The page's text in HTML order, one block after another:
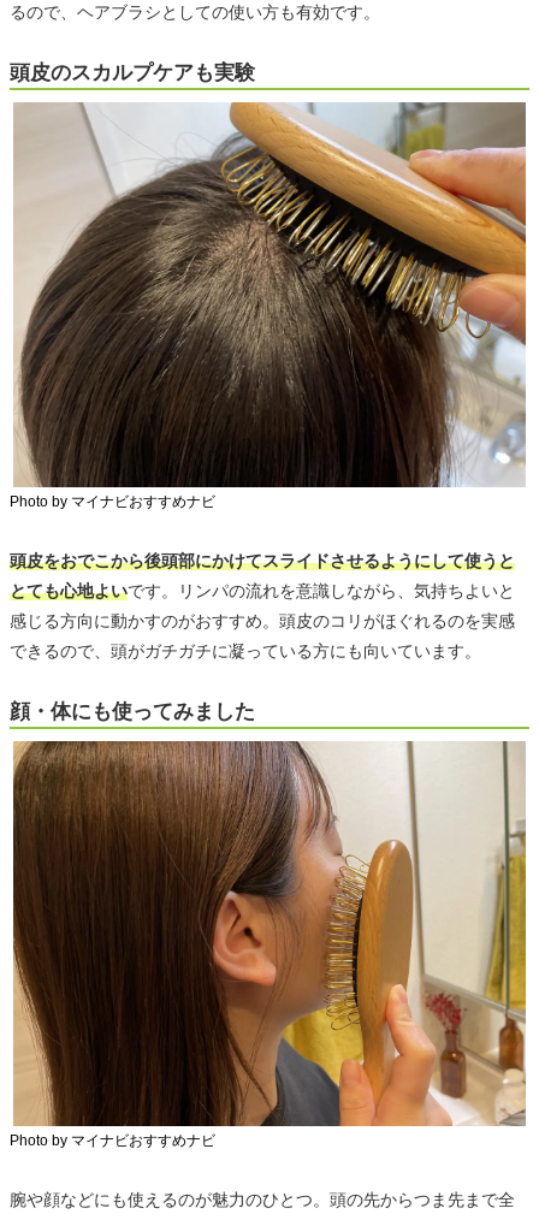
るので、ヘアブラシとしての使い方も有効です。
頭皮のスカルプケアも実験
Photo by マイナビおすすめナビ
頭皮をおでこから後頭部にかけてスライドさせるようにして使うと
とても心地よいです。リンパの流れを意識しながら、気持ちよいと
感じる方向に動かすのがおすすめ。頭皮のコリがほぐれるのを実感
できるので、頭がガチガチに凝っている方にも向いています。
顔・体にも使ってみました
Photo by マイナビおすすめナビ
腕や顔などにも使えるのが魅力のひとつ。頭の先からつま先まで全